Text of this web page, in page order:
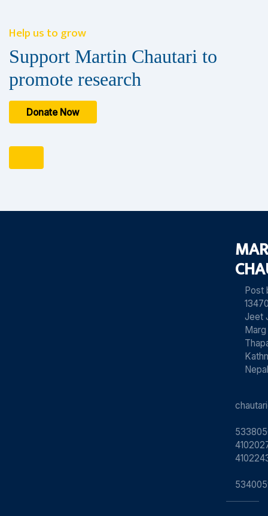
Help us to grow
Support Martin Chautari to
promote research
Donate Now
Post
Jeet
Marg
Nepal